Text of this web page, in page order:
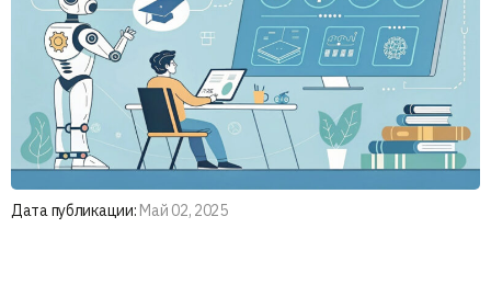
Дата публикации: Май 02, 2025